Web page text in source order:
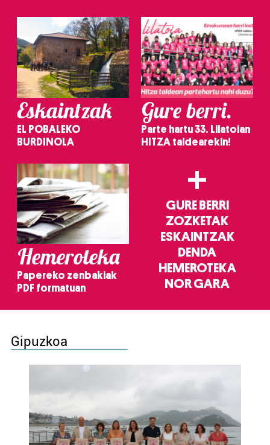
Eskaintzak
EL POBALEKO
BURDINOLA
Gure berri.
Parte hartu 33. Lilatoian
HITZA taldearekin!
Hemeroteka
Papereko zenbakiak
PDF formatuan
+
GURE BERRI
ZOZKETAK
ESKAINTZAK
DENDA
HEMEROTEKA
NOR GARA
Gipuzkoa